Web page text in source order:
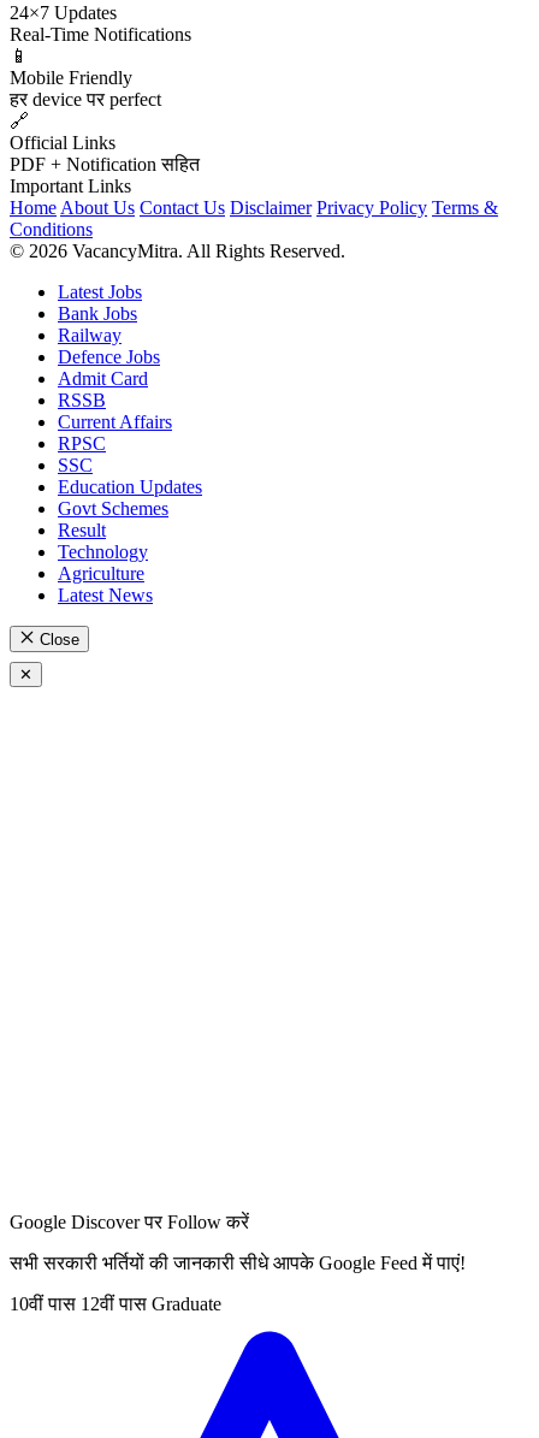
24×7 Updates
Real-Time Notifications
📱
Mobile Friendly
हर device पर perfect
🔗
Official Links
PDF + Notification सहित
Important Links
Home About Us Contact Us Disclaimer Privacy Policy Terms &
Conditions
© 2026 VacancyMitra. All Rights Reserved.
Latest Jobs
Bank Jobs
Railway
Defence Jobs
Admit Card
RSSB
Current Affairs
RPSC
SSC
Education Updates
Govt Schemes
Result
Technology
Agriculture
Latest News
Close
✕
Google Discover पर Follow करें
सभी सरकारी भर्तियों की जानकारी सीधे आपके Google Feed में पाएं!
10वीं पास 12वीं पास Graduate